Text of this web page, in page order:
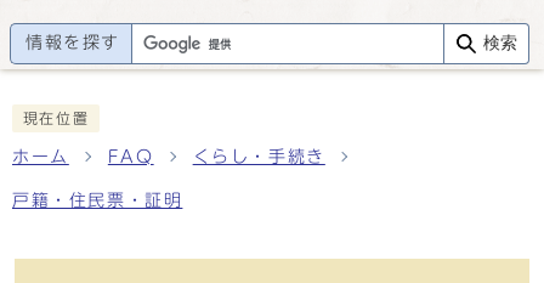
情報を探す 検索
現在位置
ホーム FAQ くらし・手続き
戸籍・住民票・証明